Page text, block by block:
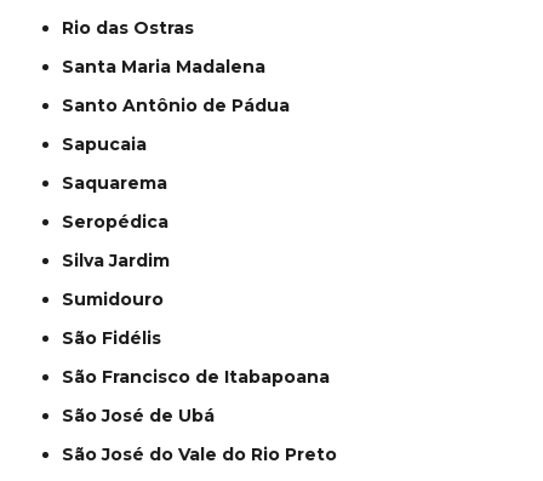
Rio das Ostras
Santa Maria Madalena
Santo Antônio de Pádua
Sapucaia
Saquarema
Seropédica
Silva Jardim
Sumidouro
São Fidélis
São Francisco de Itabapoana
São José de Ubá
São José do Vale do Rio Preto